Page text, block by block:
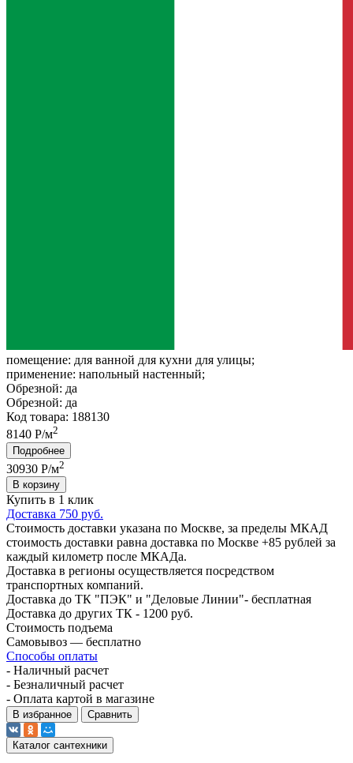
помещение: для ванной для кухни для улицы;
применение: напольный настенный;
Обрезной: да
Обрезной: да
Код товара: 188130
8140 Р/м2
Подробнее
30930 Р/м2
В корзину
Купить в 1 клик
Доставка 750 руб.
Стоимость доставки указана по Москве, за пределы МКАД
стоимость доставки равна доставка по Москве +85 рублей за
каждый километр после МКАДа.
Доставка в регионы осуществляется посредством
транспортных компаний.
Доставка до ТК "ПЭК" и "Деловые Линии"- бесплатная
Доставка до других ТК - 1200 руб.
Стоимость подъема
Самовывоз — бесплатно
Способы оплаты
- Наличный расчет
- Безналичный расчет
- Оплата картой в магазине
В избранное Сравнить
Каталог сантехники